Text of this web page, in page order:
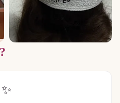
✨